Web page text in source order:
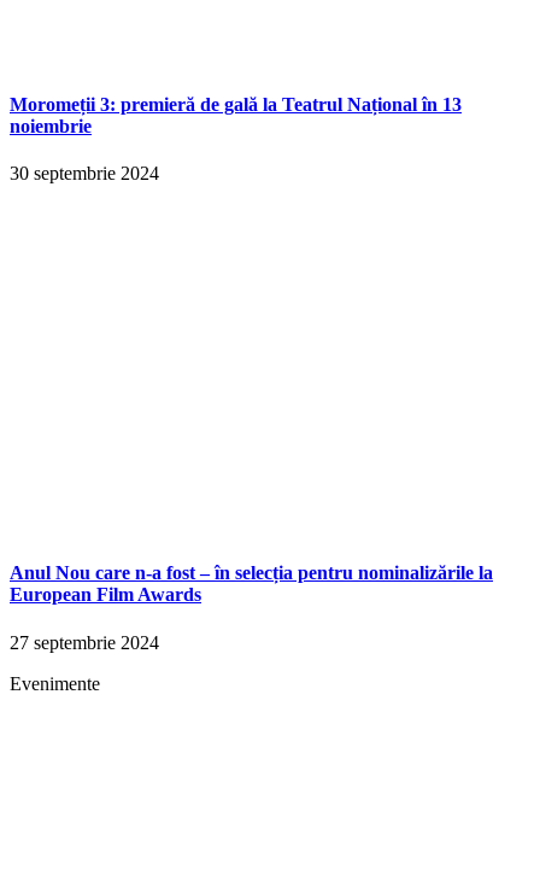
Moromeții 3: premieră de gală la Teatrul Național în 13
noiembrie
30 septembrie 2024
Anul Nou care n-a fost – în selecția pentru nominalizările la
European Film Awards
27 septembrie 2024
Evenimente